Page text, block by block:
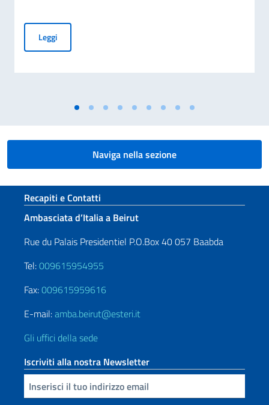
LeggiGiornata nazionale del sacrificio del lavoro italiano nel
Naviga nella sezione
Sezione footer
Recapiti e Contatti
Ambasciata d’Italia a Beirut
Rue du Palais Presidentiel P.O.Box 40 057 Baabda
Tel:009615954955
Fax:009615959616
E-mail:amba.beirut@esteri.it
Gli uffici della sede
Iscriviti alla nostra Newsletter
Inserisci la tua email